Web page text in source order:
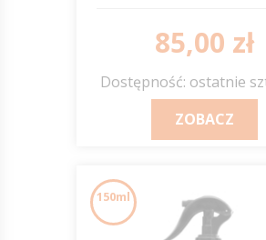
85,00 zł
Dostępność: ostatnie
ZOBACZ
150ml